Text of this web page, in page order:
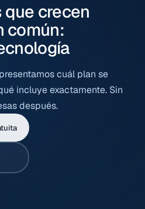
que crecen
común:
cuál plan se
incluye exactamente. Sin
después.